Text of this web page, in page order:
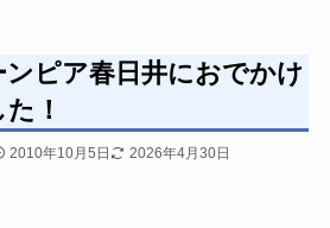
ンピア春日井におでかけ
！
2010年10月5日 2026年4月30日